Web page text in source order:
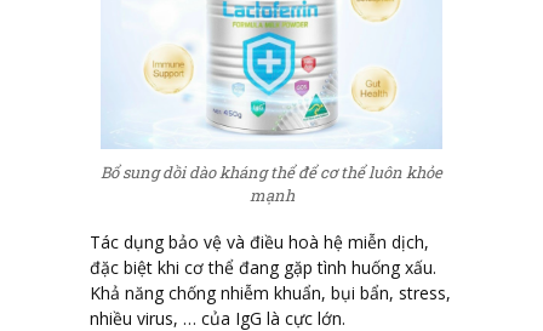
Bổ sung dồi dào kháng thể để cơ thể luôn khỏe
mạnh
Tác dụng bảo vệ và điều hoà hệ miễn dịch,
đặc biệt khi cơ thể đang gặp tình huống xấu.
Khả năng chống nhiễm khuẩn, bụi bẩn, stress,
nhiều virus, … của IgG là cực lớn.